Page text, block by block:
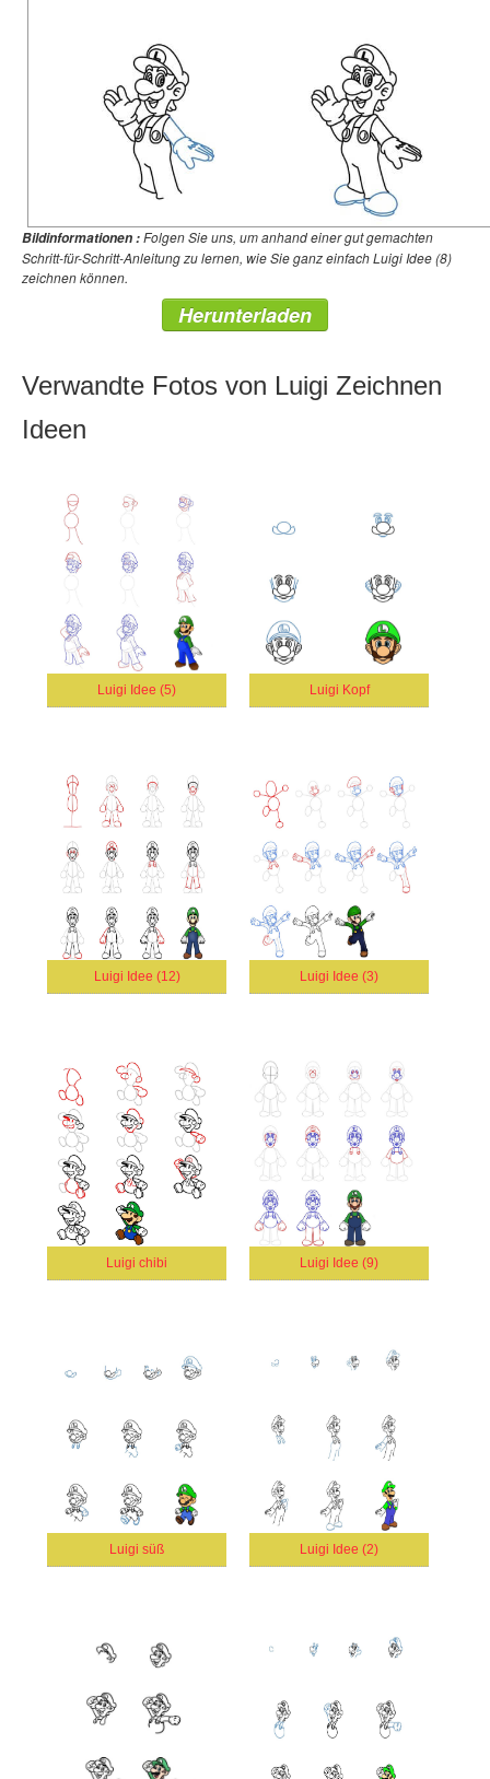
Bildinformationen :Folgen Sie uns, um anhand einer gut gemachten
Schritt-für-Schritt-Anleitung zu lernen, wie Sie ganz einfach Luigi Idee (8)
zeichnen können.
Herunterladen
Verwandte Fotos von Luigi Zeichnen
Ideen
Luigi Idee (5) Luigi Kopf
Luigi Idee (12) Luigi Idee (3)
Luigi chibi Luigi Idee (9)
Luigi süß Luigi Idee (2)